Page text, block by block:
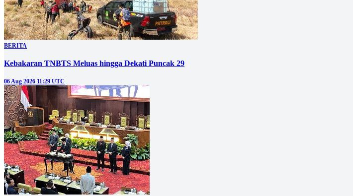
BERITA
Kebakaran TNBTS Meluas hingga Dekati Puncak 29
06 Aug 2026 11:29 UTC